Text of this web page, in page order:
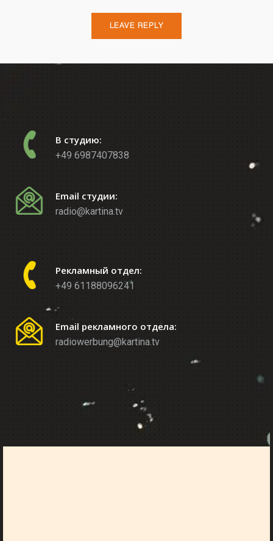
В студию:
+49 6987407838
Email студии:
radio@kartina.tv
Рекламный отдел:
+49 61188096241
Email рекламного отдела:
radiowerbung@kartina.tv